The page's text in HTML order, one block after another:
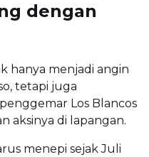
dengan
hanya menjadi angin
tetapi juga
Los Blancos
aksinya di lapangan.
menepi sejak Juli